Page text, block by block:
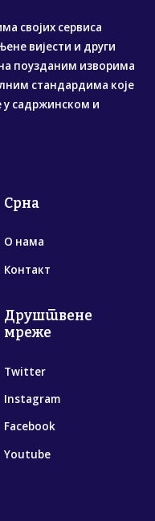
својих сервиса
вијести и други
поузданим изворима
стандардима које
у садржинском и
Срна
О нама
Контакт
Друштвене
мреже
Twitter
Instagram
Facebook
Youtube